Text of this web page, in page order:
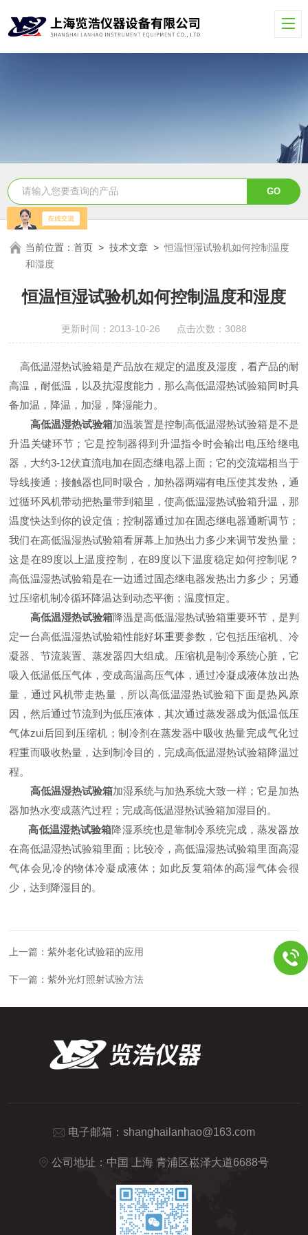
当前位置：首页 >技术文章 >恒温恒湿试验机如何控制温度
和湿度
恒温恒湿试验机如何控制温度和湿度
更新时间：2013-10-26 点击次数：3088
高低温湿热试验箱是产品放在规定的温度及湿度，看产品的耐
高温，耐低温，以及抗湿度能力，那么高低温湿热试验箱同时具
备加温，降温，加湿，降湿能力。
高低温湿热试验箱加温装置是控制高低温湿热试验箱是不是
升温关键环节；它是控制器得到升温指令时会输出电压给继电
器，大约3-12伏直流电加在固态继电器上面；它的交流端相当于
导线接通；接触器也同时吸合，加热器两端有电压使其发热，通
过循环风机带动把热量带到箱里，使高低温湿热试验箱升温，那
温度快达到你的设定值；控制器通过加在固态继电器通断调节；
我们在高低温湿热试验箱看屏幕上加热出力多少来调节发热量；
这是在89度以上温度控制，在89度以下温度稳定如何控制呢？
高低温湿热试验箱是在一边通过固态继电器发热出力多少；另通
过压缩机制冷循环降温达到动态平衡；温度恒定。
高低温湿热试验箱降温是高低温湿热试验箱重要环节，是判
定一台高低温湿热试验箱性能好坏重要参数，它包括压缩机、冷
凝器、节流装置、蒸发器四大组成。压缩机是制冷系统心脏，它
吸入低温低压气体，变成高温高压气体，通过冷凝成液体放出热
量，通过风机带走热量，所以高低温湿热试验箱下面是热风原
因，然后通过节流到为低压液体，其次通过蒸发器成为低温低压
气体zui后回到压缩机；制冷剂在蒸发器中吸收热量完成气化过
程重而吸收热量，达到制冷目的，完成高低温湿热试验箱降温过
程。
高低温湿热试验箱加湿系统与加热系统大致一样；它是加热
器加热水变成蒸汽过程；完成高低温湿热试验箱加湿目的。
高低温湿热试验箱降湿系统也是靠制冷系统完成，蒸发器放
在高低温湿热试验箱里面；比较冷，高低温湿热试验箱里面高湿
气体会见冷的物体冷凝成液体；如此反复箱体的高湿气体会很
少，达到降湿目的。
上一篇：紫外老化试验箱的应用
下一篇：紫外光灯照射试验方法
电子邮箱： shanghailanhao@163.com
公司地址：中国 上海 青浦区崧泽大道6688号